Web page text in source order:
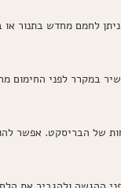
של הבריסקט. אפשר